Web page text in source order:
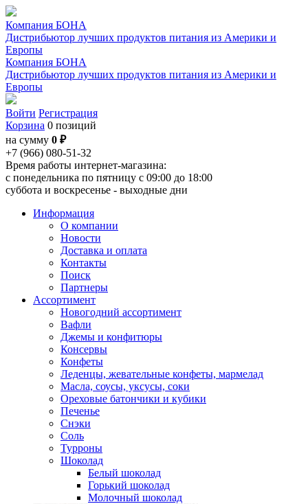
Компания БОНА
Дистрибьютор лучших продуктов питания из Америки и
Европы
Компания БОНА
Дистрибьютор лучших продуктов питания из Америки и
Европы
Войти Регистрация
Корзина 0 позиций
на сумму 0 ₽
+7 (966) 080-51-32
Время работы интернет-магазина:
с понедельника по пятницу с 09:00 до 18:00
суббота и воскресенье - выходные дни
Информация
О компании
Новости
Доставка и оплата
Контакты
Поиск
Партнеры
Ассортимент
Новогодний ассортимент
Вафли
Джемы и конфитюры
Консервы
Конфеты
Леденцы, жевательные конфеты, мармелад
Масла, соусы, уксусы, соки
Ореховые батончики и кубики
Печенье
Снэки
Соль
Турроны
Шоколад
Белый шоколад
Горький шоколад
Молочный шоколад